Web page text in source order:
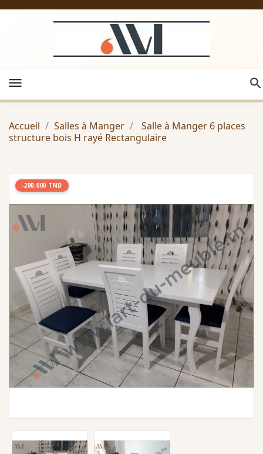
menu
Accueil Salles à Manger
Salle à Manger 6 places
structure bois H rayé Rectangulaire
-200,000 TND